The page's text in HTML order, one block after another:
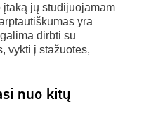
įtaką jų studijuojamam
yra
dirbti su
vykti į stažuotes,
nuo kitų